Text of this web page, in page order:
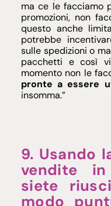
ma ce le facciamo
promozioni, non
questo anche
potrebbe
sulle spedizioni o
pacchetti e così
momento non le
pronte a essere
insomma.”
9. Usando
vendite
siete
modo